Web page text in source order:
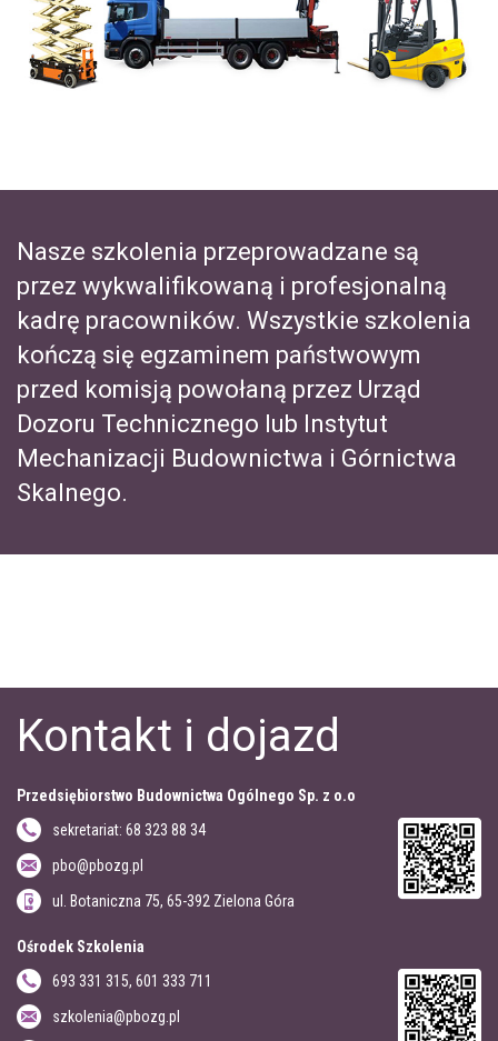
Nasze szkolenia przeprowadzane są
przez wykwalifikowaną i profesjonalną
kadrę pracowników. Wszystkie szkolenia
kończą się egzaminem państwowym
przed komisją powołaną przez Urząd
Dozoru Technicznego lub Instytut
Mechanizacji Budownictwa i Górnictwa
Skalnego.
Kontakt i dojazd
Przedsiębiorstwo Budownictwa Ogólnego Sp. z o.o
sekretariat: 68 323 88 34
pbo@pbozg.pl
ul.
Botaniczna 75, 65-392 Zielona Góra
Ośrodek Szkolenia
693 331 315, 601 333 711
szkolenia@pbozg.pl